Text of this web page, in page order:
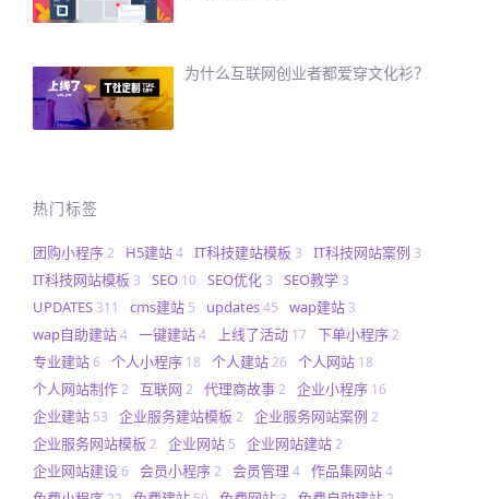
为什么互联网创业者都爱穿文化衫？
热门标签
团购小程序2 H5建站4 IT科技建站模板 3 IT科技网站案例 3
IT科技网站模板 3 SEO 10 SEO优化 3 SEO教学 3
UPDATES 311 cms建站 5 updates45 wap建站 3
wap自助建站4 一键建站4 上线了活动 17 下单小程序2
专业建站6 个人小程序 18 个人建站26 个人网站 18
个人网站制作2 互联网 2 代理商故事2 企业小程序 16
企业建站 53 企业服务建站模板 2 企业服务网站案例 2
企业服务网站模板 2 企业网站 5 企业网站建站2
企业网站建设6 会员小程序2 会员管理 4 作品集网站4